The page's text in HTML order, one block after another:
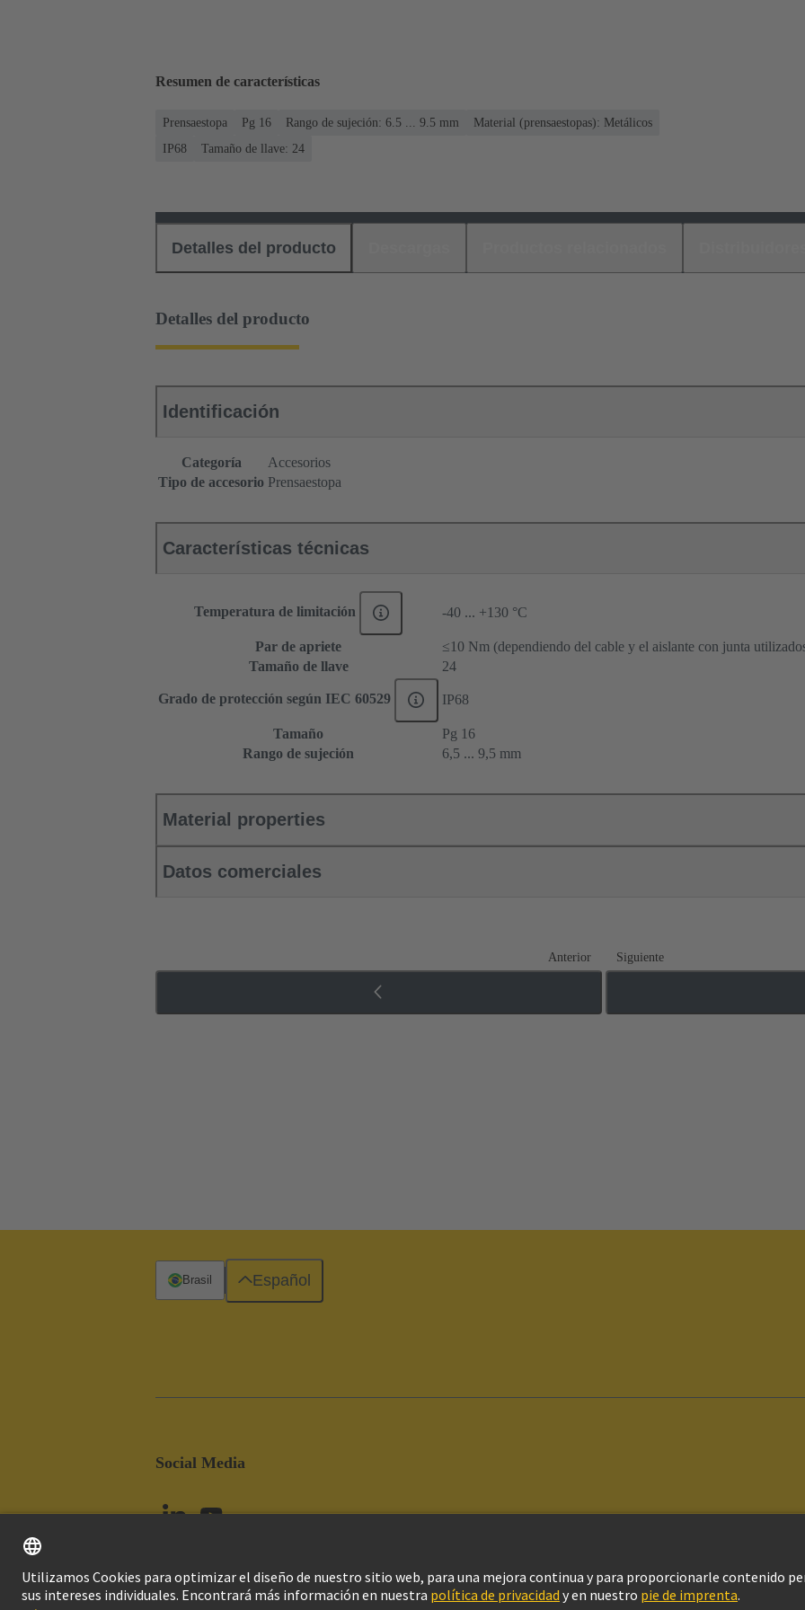
Resumen de características
Prensaestopa Pg 16 Rango de sujeción: 6.5 ... 9.5 mm
Material (prensaestopas): Metálicos
IP68
Tamaño de llave: 24
Detalles del producto
Detalles del producto
Identificación
Categoría
Accesorios
Tipo de accesorio Prensaestopa
Características técnicas
Temperatura de limitación -40 ... +130 °C
Par de apriete
≤10 Nm (dependiendo del cable y el aislante con junta
Tamaño de llave
24
Grado de protección según IEC 60529 IP68
Tamaño
Pg 16
Rango de sujeción
6,5 ... 9,5 mm
Material properties
Datos comerciales
Anterior Siguiente
Social Media
Brasil Español